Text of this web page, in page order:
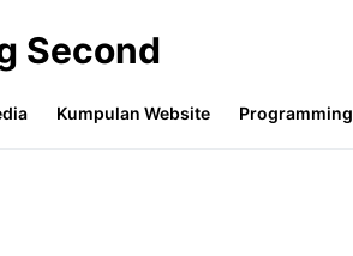
Second
Kumpulan Website Programming